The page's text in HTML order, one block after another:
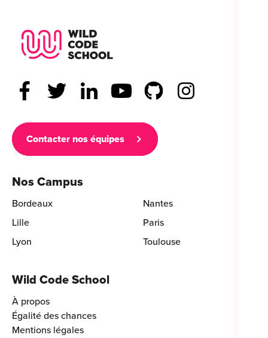
Contacter nos équipes
Nos Campus
Bordeaux
Lille
Lyon
Nantes
Paris
Toulouse
Wild Code School
À propos
Égalité des chances
Mentions légales